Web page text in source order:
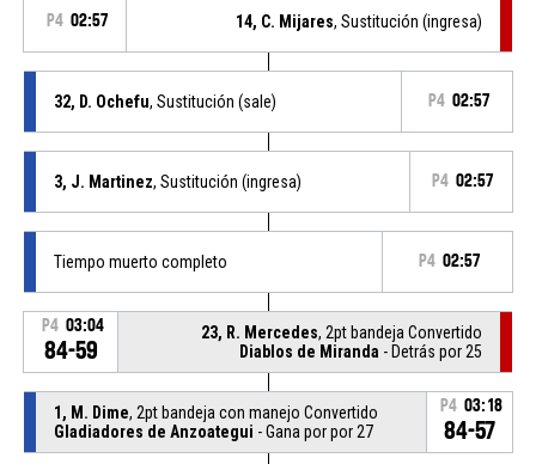
P4 02:57 14, C. Mijares, Sustitución (ingresa)
32, D. Ochefu, Sustitución (sale) P4 02:57
3, J. Martinez, Sustitución (ingresa) P4 02:57
Tiempo muerto completo P4 02:57
P4 03:04
84-59
23, R. Mercedes, 2pt bandeja Convertido
Diablos de Miranda - Detrás por 25
1, M. Dime, 2pt bandeja con manejo Convertido
Gladiadores de Anzoategui - Gana por por 27
P4 03:18
84-57